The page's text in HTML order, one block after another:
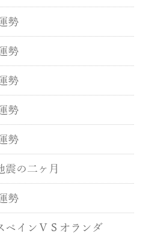
勢
勢
勢
勢
勢
震の二ヶ月
勢
インＶＳオランダ